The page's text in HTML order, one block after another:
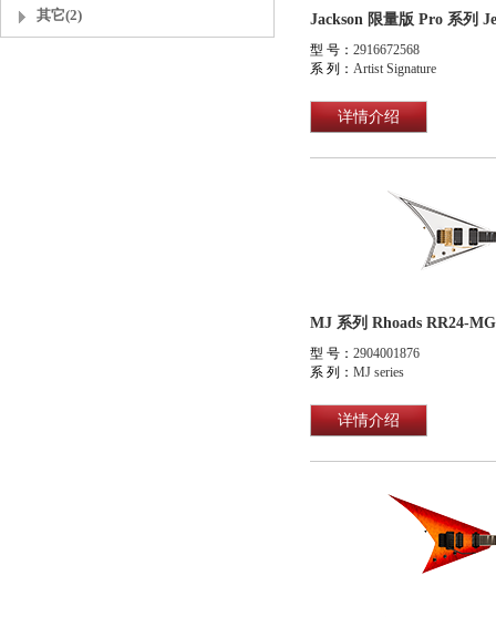
其它(2)
型 号： 2916672568
系 列： Artist Signature
详情介绍
MJ 系列 Rhoads RR24-
型 号： 2904001876
系 列： MJ series
详情介绍